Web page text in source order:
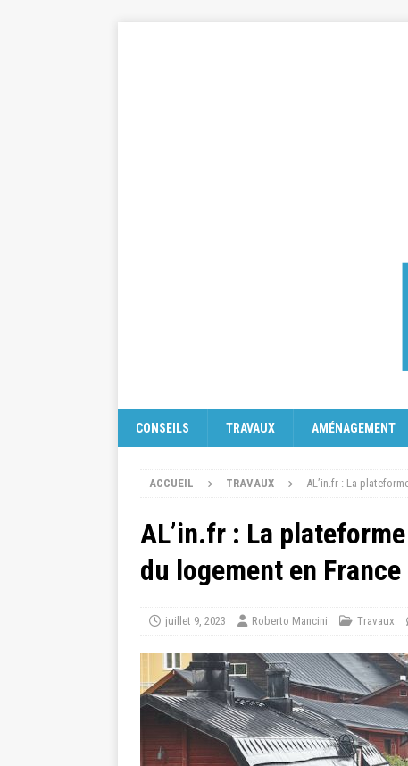
CONSEILS TRAVAUX AMÉNAGEMENT
ACCUEIL TRAVAUX AL’in.fr : La
AL’in.fr : La
du logement en France
juillet 9, 2023 Roberto Mancini Travaux